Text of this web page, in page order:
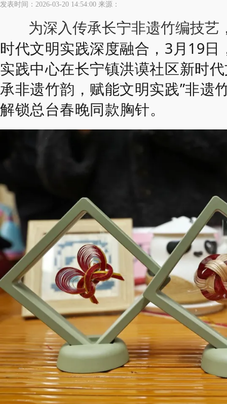
发表时间：2026-03-20 14:54:00 来源：
为深入传承长宁非遗竹编技艺
时代文明实践深度融合， 3月19日
实践中心在长宁镇洪谟社区新时
承非遗竹韵，赋能文明实践”非遗
解锁总台春晚同款胸针。